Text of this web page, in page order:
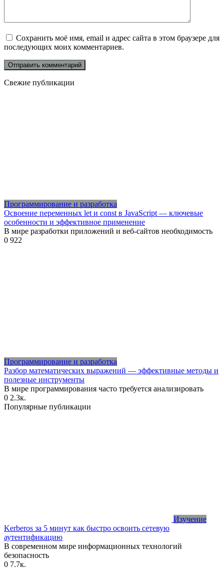
Сохранить моё имя, email и адрес сайта в этом браузере для
последующих моих комментариев.
Свежие публикации
Программирование и разработка
Освоение переменных let и const в JavaScript — ключевые
особенности и эффективное применение
В мире разработки приложений и веб-сайтов необходимость
0 922
Программирование и разработка
Разбор математических выражений — эффективные методы и
полезные инструменты
В мире программирования часто требуется анализировать
0 2.3к.
Популярные публикации
Изучение
Kerberos за 5 минут как быстро освоить сетевую
аутентификацию
В современном мире информационных технологий
безопасность
0 7.7к.